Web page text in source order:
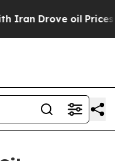
Drove oil Prices